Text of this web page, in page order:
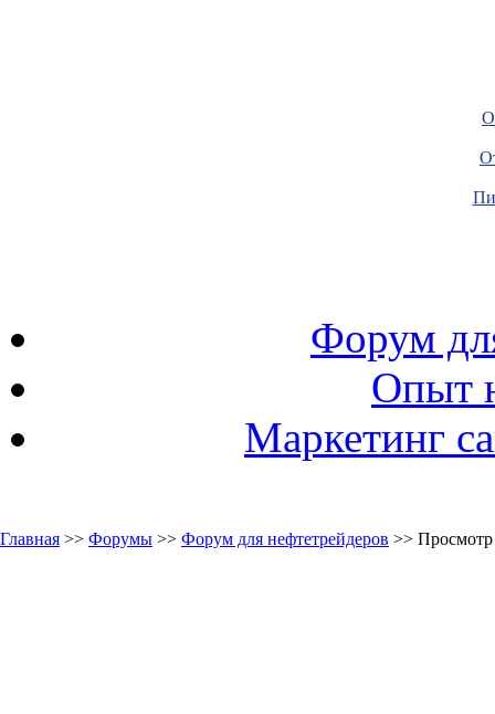
Форум
Опыт
Маркетинг
Главная >> Форумы >> Форум для нефтетрейдеров >>